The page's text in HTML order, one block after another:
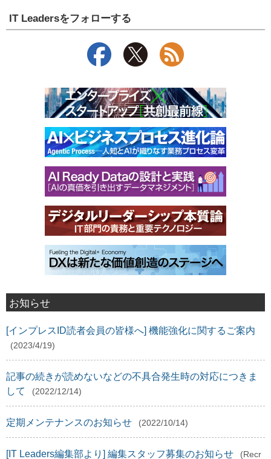
IT Leadersをフォローする
お知らせ
[インプレスID読者会員の皆様へ] 機能強化に関するご案内
(2023/4/19)
記事の続きが読めないなどの不具合発生時の対応につきま
して
(2022/12/14)
定期メンテナンスのお知らせ (2022/10/14)
[IT Leaders編集部より] 編集スタッフ募集のお知らせ
(Recr